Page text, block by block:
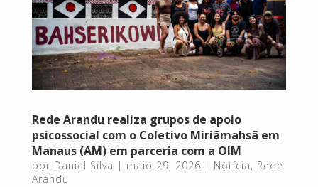
Rede Arandu realiza grupos de apoio
psicossocial com o Coletivo Miriãmahsã em
Manaus (AM) em parceria com a OIM
por Daniel Silva | maio 29, 2026 | Notícia, Rede
Arandu